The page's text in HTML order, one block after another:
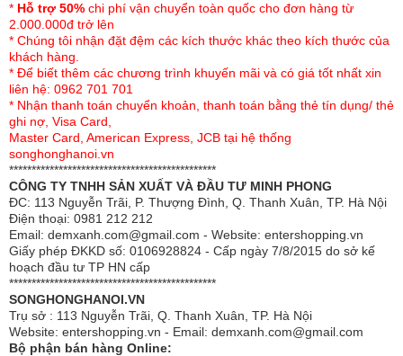
Urban UC25114 với chất liệu vải
cotton cao cấp thoáng mát cao, độ
bền màu tốt, an toàn cho sức khỏe
nên khi nằm ngủ có cảm giác rất
mát mẻ, thoải mái.
Sản phẩm với chất liệu 100% cotton
cao cấp nhập khẩu mềm mịn, thông
thoáng, không gây bí nóng như các
chất liệu vải thông thường khác.
UC25114 sử dụng họa tiết tạo điểm
nhấn cho bộ sản phẩm. Sản phẩm
phối màu tổng thể hài hòa cho một
không gian phòng ngủ thật hiện đại.
* Hỗ trợ 50% chi phí vận chuyển toàn quốc cho đơn hàng từ
2.000.000đ trở lên
* Chúng tôi nhận đặt đệm các kích thước khác theo kích thước của
khách hàng.
* Để biết thêm các chương trình khuyến mãi và có giá tốt nhất xin
liên hệ: 0962 701 701
* Nhận thanh toán chuyển khoản, thanh toán bằng thẻ tín dụng/ thẻ
ghi nợ, Visa Card,
Master Card, American Express, JCB tại hệ thống
songhonghanoi.vn
**********************************************
CÔNG TY TNHH SẢN XUẤT VÀ ĐẦU TƯ MINH PHONG
ĐC: 113 Nguyễn Trãi, P. Thượng Đình, Q. Thanh Xuân, TP. Hà Nội
Điện thoại: 0981 212 212
Email: demxanh.com@gmail.com - Website: entershopping.vn
Giấy phép ĐKKD số: 0106928824 - Cấp ngày 7/8/2015 do sở kế
hoạch đầu tư TP HN cấp
**********************************************
SONGHONGHANOI.VN
Trụ sở : 113 Nguyễn Trãi, Q. Thanh Xuân, TP. Hà Nội
Website: entershopping.vn - Email: demxanh.com@gmail.com
Bộ phận bán hàng Online: